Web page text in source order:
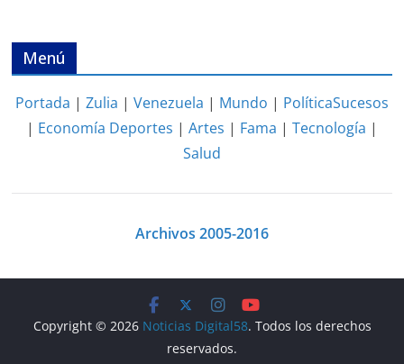
Menú
Portada | Zulia | Venezuela | Mundo | PolíticaSucesos
| Economía Deportes | Artes | Fama | Tecnología |
Salud
Archivos 2005-2016
Copyright © 2026 Noticias Digital58. Todos los derechos
reservados.